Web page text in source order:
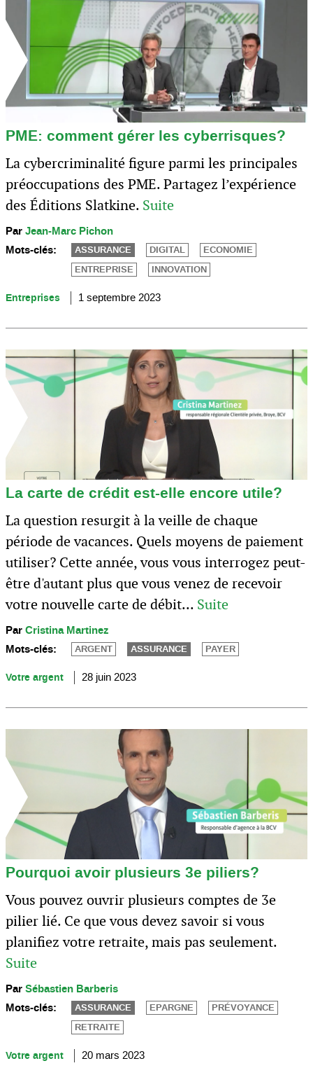
PME: comment gérer les cyberrisques?
La cybercriminalité figure parmi les principales
préoccupations des PME. Partagez l’expérience
des Éditions Slatkine. Suite
ParJean-Marc Pichon
Mots-clés:
ASSURANCE DIGITAL
ECONOMIE
ENTREPRISE
INNOVATION
Entreprises 1 septembre 2023
La carte de crédit est-elle encore utile?
La question resurgit à la veille de chaque
période de vacances. Quels moyens de paiement
utiliser? Cette année, vous vous interrogez peut-
être d'autant plus que vous venez de recevoir
votre nouvelle carte de débit... Suite
ParCristina Martinez
Mots-clés:
ARGENT ASSURANCE PAYER
Votre argent 28 juin 2023
Pourquoi avoir plusieurs 3e piliers?
Vous pouvez ouvrir plusieurs comptes de 3e
pilier lié. Ce que vous devez savoir si vous
planifiez votre retraite, mais pas seulement.
Suite
ParSébastien Barberis
Mots-clés:
ASSURANCE EPARGNE
PRÉVOYANCE
RETRAITE
Votre argent 20 mars 2023